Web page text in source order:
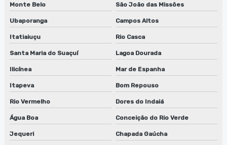
Monte Belo São João das Missões
Ubaporanga Campos Altos
Itatiaiuçu Rio Casca
Santa Maria do Suaçuí Lagoa Dourada
Ilicínea Mar de Espanha
Itapeva Bom Repouso
Rio Vermelho Dores do Indaiá
Água Boa Conceição do Rio Verde
Jequeri Chapada Gaúcha